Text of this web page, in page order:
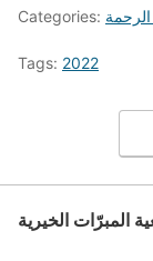
Categories: الرحمة
Tags: 2022
المبرّات الخيرية